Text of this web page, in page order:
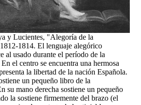
y Lucientes, "Alegoría de la
1814. El lenguaje alegórico
al usado durante el período de la
el centro se encuentra una hermosa
la libertad de la nación Española.
un pequeño libro de la
su mano derecha sostiene un pequeño
la sostiene firmemente del brazo (el